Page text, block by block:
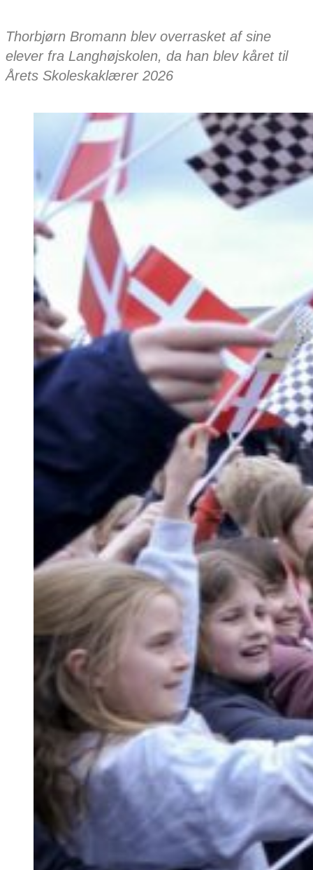
Thorbjørn Bromann blev overrasket af sine
elever fra Langhøjskolen, da han blev kåret til
Årets Skoleskaklærer 2026